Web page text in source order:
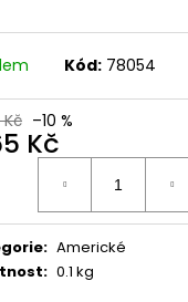
Kód: 78054
Kč –10 %
Kč
: Americké
: 0.1 kg